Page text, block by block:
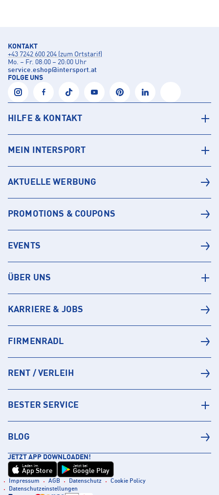
KONTAKT
+43 7242 600 204 (zum Ortstarif)
Mo. – Fr. 08:00 – 20:00 Uhr
service.eshop@intersport.at
FOLGE UNS
HILFE & KONTAKT
MEIN INTERSPORT
AKTUELLE WERBUNG
PROMOTIONS & COUPONS
EVENTS
ÜBER UNS
KARRIERE & JOBS
FIRMENRADL
RENT / VERLEIH
BESTER SERVICE
BLOG
JETZT APP DOWNLOADEN!
Laden im
App Store
Jetzt bei
Google Play
Impressum AGB Datenschutz
Cookie Policy
Datenschutzeinstellungen